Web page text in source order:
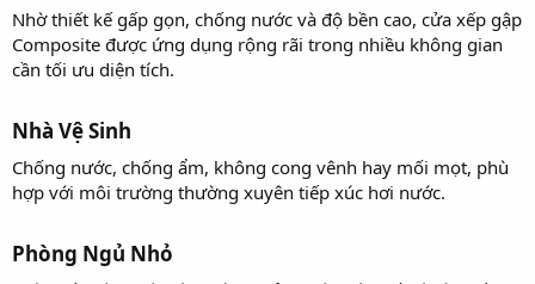
Nhờ thiết kế gấp gọn, chống nước và độ bền cao, cửa xếp gập
Composite được ứng dụng rộng rãi trong nhiều không gian
cần tối ưu diện tích.
Nhà Vệ Sinh​
Chống nước, chống ẩm, không cong vênh hay mối mọt, phù
hợp với môi trường thường xuyên tiếp xúc hơi nước.
Phòng Ngủ Nhỏ​